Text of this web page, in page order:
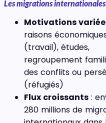
Les migrations internationales
Motivations
raisons
(travail), études,
regroupement
des conflits ou
(réfugiés)
Flux croissants :
280 millions de